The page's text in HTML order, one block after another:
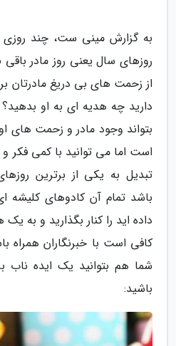
به گزارش مینی ست، چند روزی
روزهای سال یعنی روز مادر
از زحمت های بی دریغ مادرتان
دارید چه هدیه ای به او
بتواند وجود مادر و زحمت های
است اما می توانید با کمی فکر و
تبدیل به یکی از برترین
باشد تمام آن کادوهای
داده اید را کنار بگذارید و به
کافی است با خبرنگاران همراه
شما هم بتوانید یک ایده ناب
باشید: